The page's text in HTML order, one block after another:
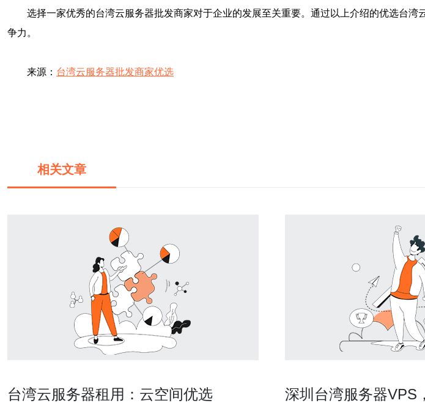
选择一家优秀的台湾云服务器批发商家对于企业的发展至关重要。通过以上介绍的优选台
争力。
来源： 台湾云服务器批发商家优选
相关文章
台湾云服务器租用：云空间优选 深圳台湾服务器VPS